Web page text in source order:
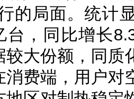
的局面。统计
台，同比增长
较大份额，同质
消费端，用户对